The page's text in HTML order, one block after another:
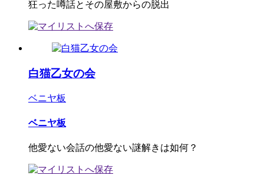
狂った噂話とその屋敷からの脱出
白猫乙女の会
ベニヤ板
ベニヤ板
他愛ない会話の他愛ない謎解きは如何？